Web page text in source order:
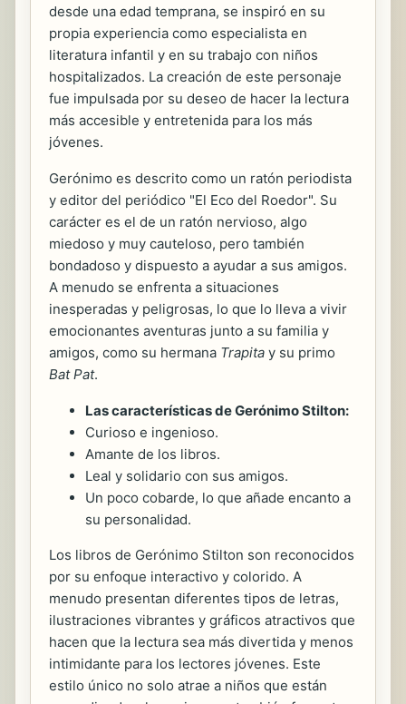
desde una edad temprana, se inspiró en su
propia experiencia como especialista en
literatura infantil y en su trabajo con niños
hospitalizados. La creación de este personaje
fue impulsada por su deseo de hacer la lectura
más accesible y entretenida para los más
jóvenes.
Gerónimo es descrito como un ratón periodista
y editor del periódico "El Eco del Roedor". Su
carácter es el de un ratón nervioso, algo
miedoso y muy cauteloso, pero también
bondadoso y dispuesto a ayudar a sus amigos.
A menudo se enfrenta a situaciones
inesperadas y peligrosas, lo que lo lleva a vivir
emocionantes aventuras junto a su familia y
amigos, como su hermana Trapita y su primo
Bat Pat.
Las características de Gerónimo Stilton:
Curioso e ingenioso.
Amante de los libros.
Leal y solidario con sus amigos.
Un poco cobarde, lo que añade encanto a
su personalidad.
Los libros de Gerónimo Stilton son reconocidos
por su enfoque interactivo y colorido. A
menudo presentan diferentes tipos de letras,
ilustraciones vibrantes y gráficos atractivos que
hacen que la lectura sea más divertida y menos
intimidante para los lectores jóvenes. Este
estilo único no solo atrae a niños que están